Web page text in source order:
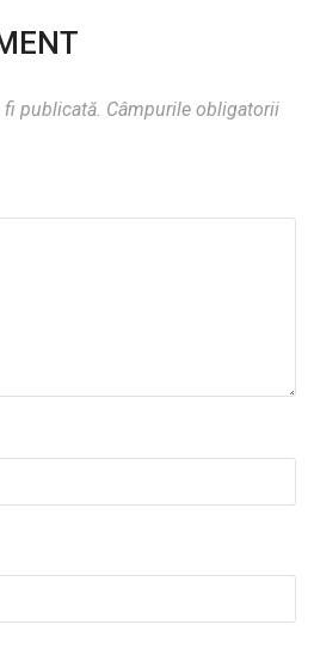
fi publicată. Câmpurile obligatorii